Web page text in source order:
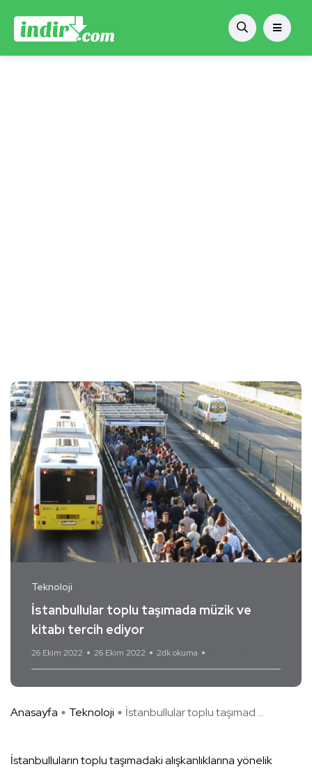
Teknoloji
İstanbullular toplu taşımada müzik ve
kitabı tercih ediyor
26 Ekim 2022 26 Ekim 2022 2dk okuma
Anasayfa Teknoloji İstanbullular toplu taşımad ...
İstanbulluların toplu taşımadaki alışkanlıklarına yönelik